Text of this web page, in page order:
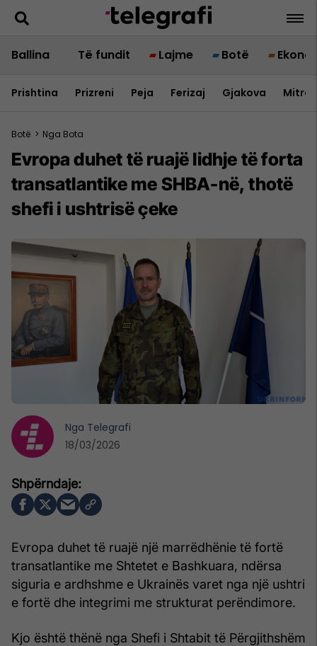
Ballina Të fundit Lajme Botë
Prishtina Prizreni Peja Ferizaj Gjakova
Botë > Nga Bota
Evropa duhet të ruajë lidhje të forta
transatlantike me SHBA-në, thotë
shefi i ushtrisë çeke
Evropa duhet të ruajë një marrëdhënie të fortë
transatlantike me Shtetet e Bashkuara, ndërsa
siguria e ardhshme e Ukrainës varet nga një ushtri
e fortë dhe integrimi me strukturat perëndimore.
Kjo është thënë nga Shefi i Shtabit të Përgjithshëm
Nga Telegrafi
18/03/2026